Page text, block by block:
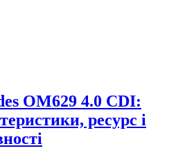
OM629 4.0 CDI:
ресурс і